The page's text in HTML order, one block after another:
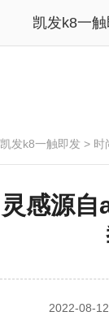
凯发k8一
凯发k8一触即发 > 时
灵感源
2022-08-